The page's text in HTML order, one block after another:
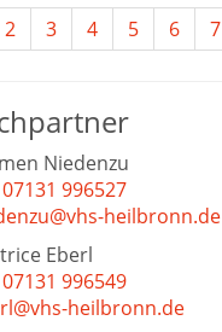
2 3 4 5 6 7
Niedenzu
07131 996527
heilbronn.de
Eberl
07131 996549
heilbronn.de